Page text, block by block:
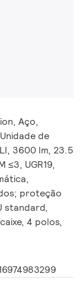
Aço,
de
3600 lm, 23.5
≤3, UGR19,
proteção
standard,
4 polos,